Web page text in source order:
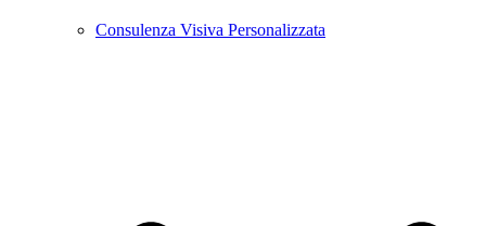
Consulenza Visiva Personalizzata